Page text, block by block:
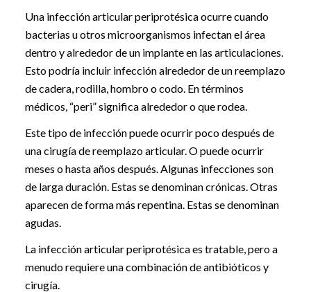
Una infección articular periprotésica ocurre cuando
bacterias u otros microorganismos infectan el área
dentro y alrededor de un implante en las articulaciones.
Esto podría incluir infección alrededor de un reemplazo
de cadera, rodilla, hombro o codo. En términos
médicos, “peri” significa alrededor o que rodea.
Este tipo de infección puede ocurrir poco después de
una cirugía de reemplazo articular. O puede ocurrir
meses o hasta años después. Algunas infecciones son
de larga duración. Estas se denominan crónicas. Otras
aparecen de forma más repentina. Estas se denominan
agudas.
La infección articular periprotésica es tratable, pero a
menudo requiere una combinación de antibióticos y
cirugía.